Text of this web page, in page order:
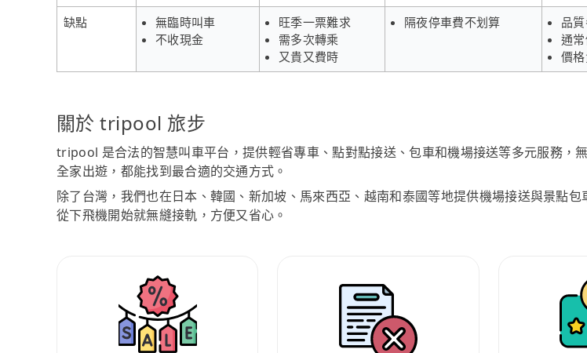
缺點
無臨時叫車
不收現金
旺季一票難求
需多次轉乘
又貴又費時
隔夜停車費不划算
品
通
價
關於 tripool 旅步
tripool 是合法的智慧叫車平台，提供輕省專車、點對點接送、包車和機場接送等多元服務，
全家出遊，都能找到最合適的交通方式。
除了台灣，我們也在日本、韓國、新加坡、馬來西亞、越南和泰國等地提供機場接送與景點包
從下飛機開始就無縫接軌，方便又省心。